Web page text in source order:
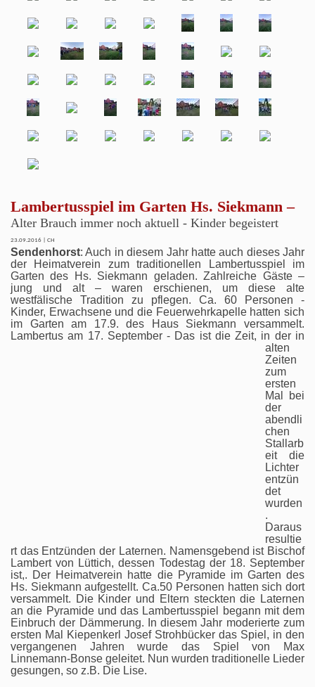
Lambertusspiel im Garten Hs. Siekmann –
Alter Brauch immer noch aktuell - Kinder begeistert
23.09.2016 | CH
Sendenhorst: Auch in diesem Jahr hatte auch dieses Jahr
der Heimatverein zum traditionellen Lambertusspiel im
Garten des Hs. Siekmann geladen. Zahlreiche Gäste –
jung und alt – waren erschienen, um diese alte
westfälische Tradition zu pflegen. Ca. 60 Personen -
Kinder, Erwachsene und die Feuerwehrkapelle hatten sich
im Garten am 17.9. des Haus Siekmann versammelt.
Lambertus am 17. September - Das ist die Zeit, in der in
alten
Zeiten
zum
ersten
Mal bei
der
abendli
chen
Stallarb
eit die
Lichter
entzün
det
wurden
.
Daraus
resultie
rt das Entzünden der Laternen. Namensgebend ist Bischof
Lambert von Lüttich, dessen Todestag der 18. September
ist,. Der Heimatverein hatte die Pyramide im Garten des
Hs. Siekmann aufgestellt. Ca.50 Personen hatten sich dort
versammelt. Die Kinder und Eltern steckten die Laternen
an die Pyramide und das Lambertusspiel begann mit dem
Einbruch der Dämmerung. In diesem Jahr moderierte zum
ersten Mal Kiepenkerl Josef Strohbücker das Spiel, in den
vergangenen Jahren wurde das Spiel von Max
Linnemann-Bonse geleitet. Nun wurden traditionelle Lieder
gesungen, so z.B. Die Lise.